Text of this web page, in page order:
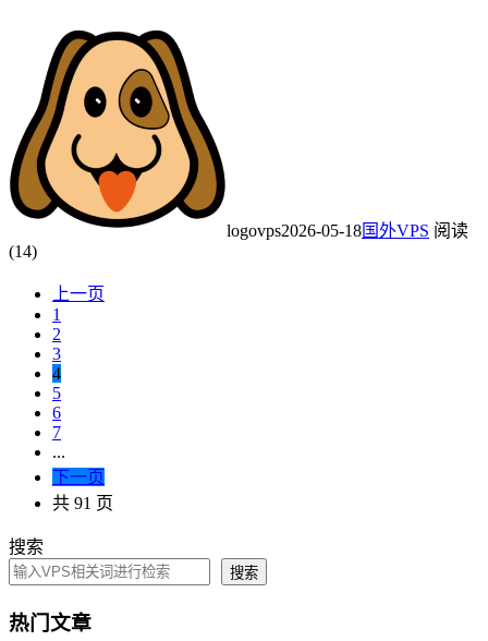
logovps2026-05-18国外VPS 阅读
(14)
上一页
1
2
3
4
5
6
7
...
下一页
共 91 页
搜索
搜索
热门文章